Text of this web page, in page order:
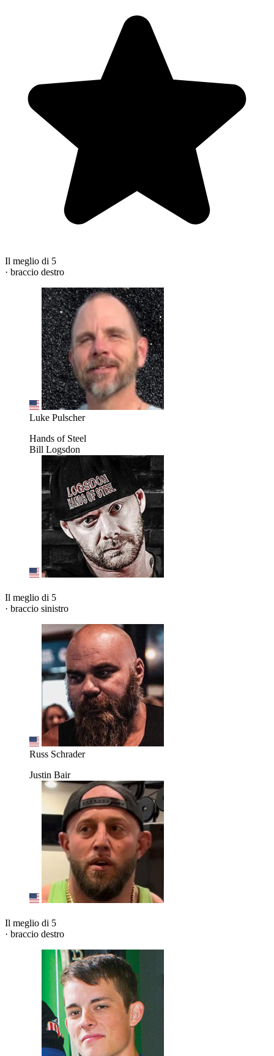
Il meglio di 5
· braccio destro
Luke Pulscher
Hands of Steel
Bill Logsdon
Il meglio di 5
· braccio sinistro
Russ Schrader
Justin Bair
Il meglio di 5
· braccio destro